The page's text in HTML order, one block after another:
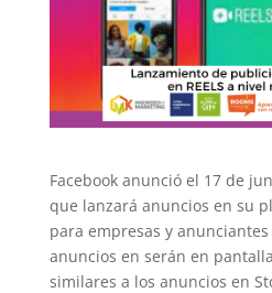
Facebook anunció el 17 de
que lanzará anuncios en su
para empresas y
anuncios en serán en
similares a los anuncios en